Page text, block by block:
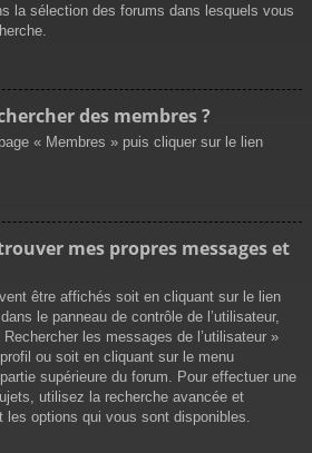
la sélection des forums dans lesquels vous
des membres ?
« Membres » puis cliquer sur le lien
mes propres messages et
être affichés soit en cliquant sur le lien
le panneau de contrôle de l’utilisateur,
les messages de l’utilisateur »
ou soit en cliquant sur le menu
supérieure du forum. Pour effectuer une
utilisez la recherche avancée et
les options qui vous sont disponibles.